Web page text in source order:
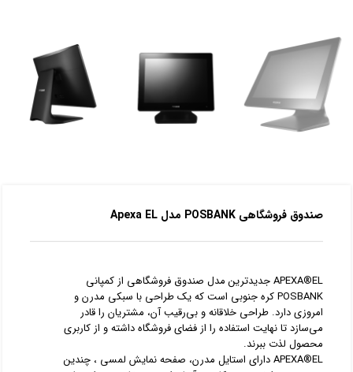
صندوق فروشگاهي POSBANK مدل Apexa EL
APEXA®EL جدیدترین مدل صندوق فروشگاهی از کمپانی
POSBANK کره جنوبی است که یک طراحی با سبکی مدرن و
امروزی دارد. طراحی خلاقانه و بی‌رقیب آن، مشتریان را قادر
می‌سازد تا نهایت استفاده را از فضای فروشگاه داشته و از کاربری
محصول لذت ببرند.
APEXA®EL دارای استایل مدرن، صفحه نمایش لمسی ، چندین